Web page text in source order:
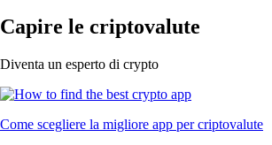
Capire le criptovalute
Diventa un esperto di crypto
Come scegliere la migliore app per criptovalute